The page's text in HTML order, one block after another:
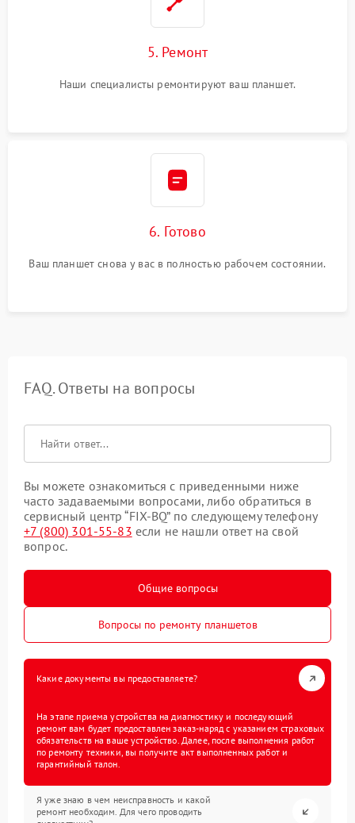
5. Ремонт
Наши специалисты ремонтируют ваш планшет.
6. Готово
Ваш планшет снова у вас в полностью рабочем состоянии.
FAQ. Ответы на вопросы
Вы можете ознакомиться с приведенными ниже
часто задаваемыми вопросами, либо обратиться в
сервисный центр “FIX-BQ” по следующему телефону
+7 (800) 301-55-83 если не нашли ответ на свой
вопрос.
Общие вопросы
Вопросы по ремонту планшетов
Какие документы вы предоставляете?
На этапе приема устройства на диагностику и последующий
ремонт вам будет предоставлен заказ-наряд с указанием страховых
обязательств на ваше устройство. Далее, после выполнения работ
по ремонту техники, вы получите акт выполненных работ и
гарантийный талон.
Я уже знаю в чем неисправность и какой
ремонт необходим. Для чего проводить